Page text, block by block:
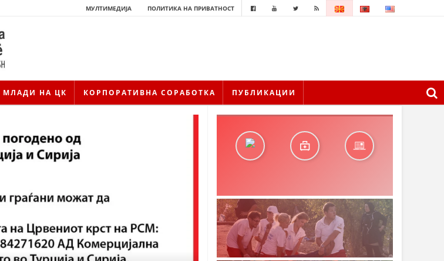
МУЛТИМЕДИЈА ПОЛИТИКА НА ПРИВАТНОСТ
МЛАДИ НА ЦК КОРПОРАТИВНА СОРАБОТКА ПУБЛИКАЦИИ